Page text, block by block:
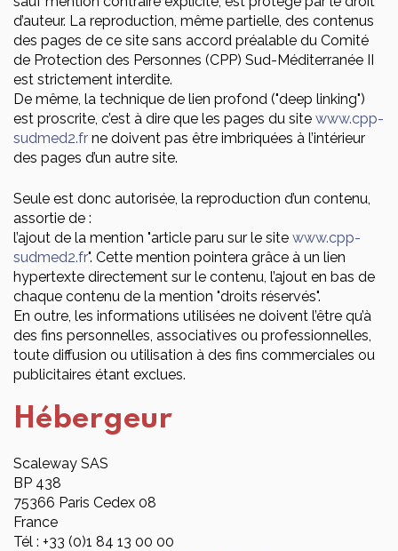
d’auteur. La reproduction, même partielle, des contenus
des pages de ce site sans accord préalable du Comité
de Protection des Personnes (CPP) Sud-Méditerranée II
est strictement interdite.
De même, la technique de lien profond ("deep linking")
est proscrite, c’est à dire que les pages du site www.cpp-
sudmed2.fr ne doivent pas être imbriquées à l’intérieur
des pages d’un autre site.
Seule est donc autorisée, la reproduction d’un contenu,
assortie de :
l’ajout de la mention "article paru sur le site www.cpp-
sudmed2.fr". Cette mention pointera grâce à un lien
hypertexte directement sur le contenu, l’ajout en bas de
chaque contenu de la mention "droits réservés".
En outre, les informations utilisées ne doivent l’être qu’à
des fins personnelles, associatives ou professionnelles,
toute diffusion ou utilisation à des fins commerciales ou
publicitaires étant exclues.
Hébergeur
Scaleway SAS
BP 438
75366 Paris Cedex 08
France
Tél : +33 (0)1 84 13 00 00